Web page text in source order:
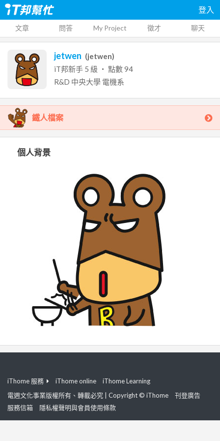
登入
文章 問答 My Project 徵才 聊天
jetwen (jetwen)
iT邦新手 5 級 ‧ 點數94
R&D 中央大學 電機系
鐵人檔案
個人背景
iThome 服務 iThome online
iThome Learning
電週文化事業版權所有、轉載必究 | Copyright © iThome
刊登廣告
服務信箱
隱私權聲明與會員使用條款